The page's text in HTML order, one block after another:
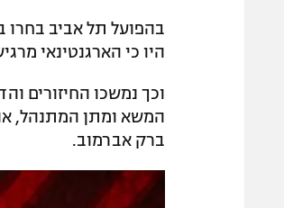
בהפועל תל אביב בחרו
היו כי הארגנטינאי
וכך נמשכו החיזורים
המשא ומתן המתנהל, או
ברק אברמוב.